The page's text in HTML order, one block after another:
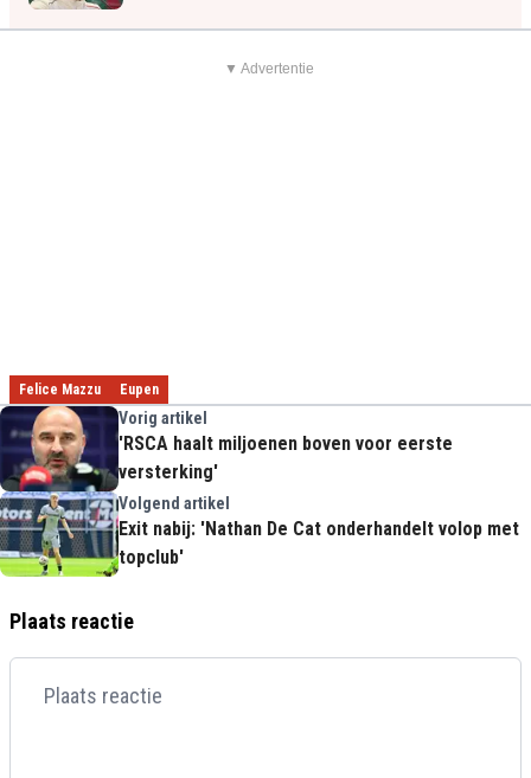
▼ Advertentie
Felice Mazzu Eupen
Vorig artikel
'RSCA haalt miljoenen boven voor eerste
versterking'
Volgend artikel
Exit nabij: 'Nathan De Cat onderhandelt volop met
topclub'
Plaats reactie